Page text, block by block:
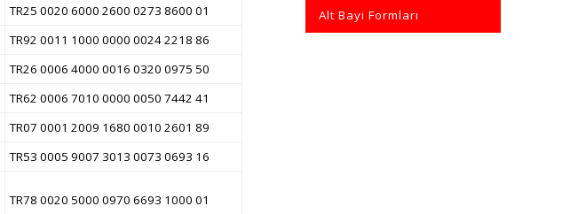
TR25 0020 6000 2600 0273 8600 01
TR92 0011 1000 0000 0024 2218 86
TR26 0006 4000 0016 0320 0975 50
TR62 0006 7010 0000 0050 7442 41
TR07 0001 2009 1680 0010 2601 89
TR53 0005 9007 3013 0073 0693 16
TR78 0020 5000 0970 6693 1000 01
Alt Bayi Formları